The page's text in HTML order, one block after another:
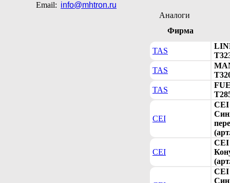
Email: info@mhtron.ru
Аналоги
Фирма
TAS
TAS
TAS
CEI
CEI
CEI
CEI
CEI